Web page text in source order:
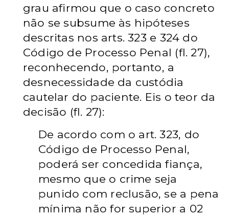
grau afirmou que o caso concreto
não se subsume às hipóteses
descritas nos arts. 323 e 324 do
Código de Processo Penal (fl. 27),
reconhecendo, portanto, a
desnecessidade da custódia
cautelar do paciente. Eis o teor da
decisão (fl. 27):
De acordo com o art. 323, do
Código de Processo Penal,
poderá ser concedida fiança,
mesmo que o crime seja
punido com reclusão, se a pena
mínima não for superior a 02